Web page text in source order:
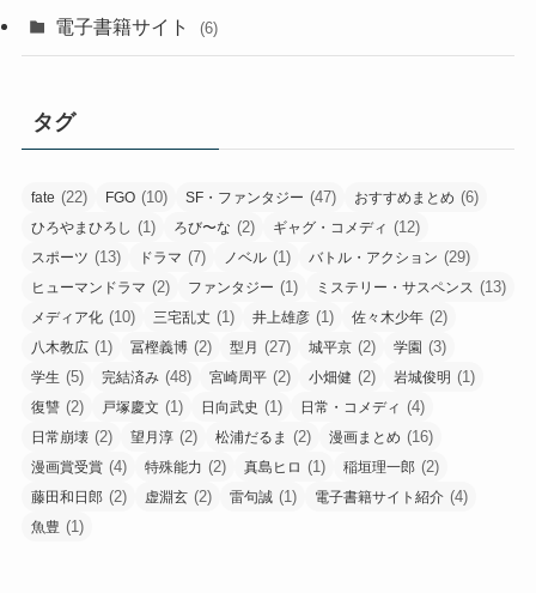
電子書籍サイト (6)
タグ
fate (22) FGO (10) SF・ファンタジー (47) おすすめまとめ (6)
ひろやまひろし (1) ろび〜な (2) ギャグ・コメディ (12)
スポーツ (13) ドラマ (7) ノベル (1) バトル・アクション (29)
ヒューマンドラマ (2) ファンタジー (1) ミステリー・サスペンス (13)
メディア化 (10) 三宅乱丈 (1) 井上雄彦 (1) 佐々木少年 (2)
八木教広 (1) 冨樫義博 (2) 型月 (27) 城平京 (2) 学園 (3)
学生 (5) 完結済み (48) 宮崎周平 (2) 小畑健 (2) 岩城俊明 (1)
復讐 (2) 戸塚慶文 (1) 日向武史 (1) 日常・コメディ (4)
日常崩壊 (2) 望月淳 (2) 松浦だるま (2) 漫画まとめ (16)
漫画賞受賞 (4) 特殊能力 (2) 真島ヒロ (1) 稲垣理一郎 (2)
藤田和日郎 (2) 虚淵玄 (2) 雷句誠 (1) 電子書籍サイト紹介 (4)
魚豊 (1)